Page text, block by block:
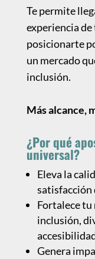
Te permite
experiencia
posicionarte
un mercado
inclusión.
Más alcance,
¿Por qué
universal?
Eleva la
satisfacción
Fortalece tu
inclusión,
Genera